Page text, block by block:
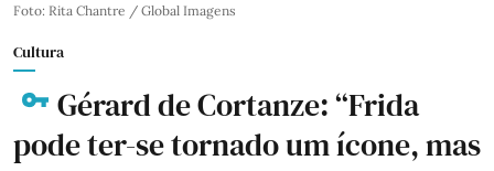
Foto: Rita Chantre / Global Imagens
Cultura
Gérard de Cortanze: “Frida
pode ter-se tornado um ícone, mas